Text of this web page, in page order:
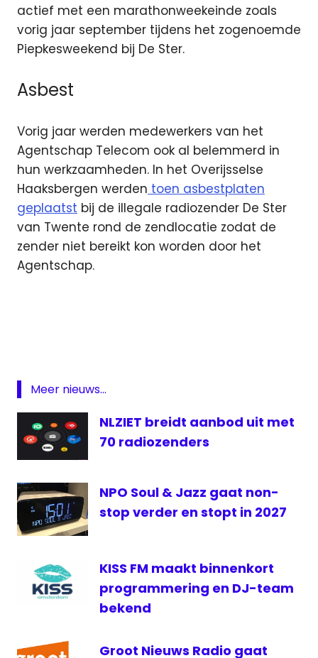
actief met een marathonweekeinde zoals
vorig jaar september tijdens het zogenoemde
Piepkesweekend bij De Ster.
Asbest
Vorig jaar werden medewerkers van het
Agentschap Telecom ook al belemmerd in
hun werkzaamheden. In het Overijsselse
Haaksbergen werden toen asbestplaten
geplaatst bij de illegale radiozender De Ster
van Twente rond de zendlocatie zodat de
zender niet bereikt kon worden door het
Agentschap.
piraat
Radio
radiozender
Meer nieuws...
NLZIET breidt aanbod uit met
70 radiozenders
NPO Soul & Jazz gaat non-
stop verder en stopt in 2027
KISS FM maakt binnenkort
programmering en DJ-team
bekend
Groot Nieuws Radio gaat